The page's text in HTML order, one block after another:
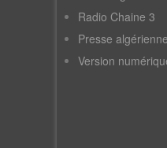
Radio Chaine 3
Presse algérienne
Version